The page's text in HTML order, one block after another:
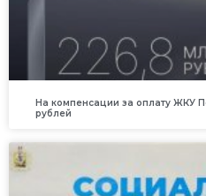
На компенсации за оплату ЖКУ
рублей